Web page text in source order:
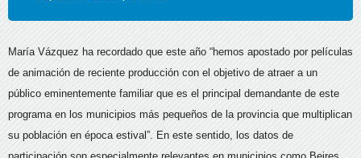
María Vázquez ha recordado que este año “hemos apostado por películas
de animación de reciente producción con el objetivo de atraer a un
público eminentemente familiar que es el principal demandante de este
programa en los municipios más pequeños de la provincia que multiplican
su población en época estival”. En este sentido, los datos de